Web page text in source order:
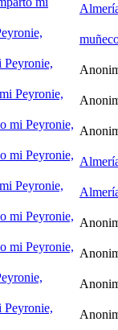
Peyronie,
Peyronie,
mi Peyronie,
mi Peyronie,
Peyronie,
mi Peyronie,
mi Peyronie,
Peyronie,